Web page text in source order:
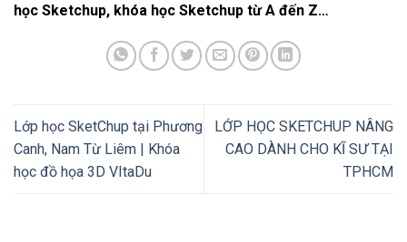
học Sketchup, khóa học Sketchup từ A đến Z…
Lớp học SketChup tại Phương
Canh, Nam Từ Liêm | Khóa
học đồ họa 3D VItaDu
LỚP HỌC SKETCHUP NÂNG
CAO DÀNH CHO KĨ SƯ TẠI
TPHCM